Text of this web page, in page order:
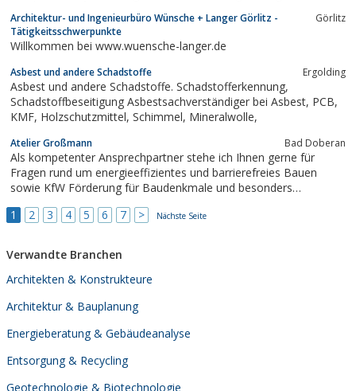
Spezialleistungen sowie enge Kooperation mit Ingenieurbüros für
HLS und Elt wird eine kurzfristige und...
Architektur- und Ingenieurbüro Wünsche + Langer Görlitz -
Tätigkeitsschwerpunkte
Görlitz
Willkommen bei www.wuensche-langer.de
Asbest und andere Schadstoffe Ergolding
Asbest und andere Schadstoffe. Schadstofferkennung,
Schadstoffbeseitigung Asbestsachverständiger bei Asbest, PCB,
KMF, Holzschutzmittel, Schimmel, Mineralwolle,
Atelier Großmann Bad Doberan
Als kompetenter Ansprechpartner stehe ich Ihnen gerne für
Fragen rund um energieeffizientes und barrierefreies Bauen
sowie KfW Förderung für Baudenkmale und besonders
beschäftige ich mich auch sehr intensiv mit den Themen der
1 2 3 4 5 6 7 > Nächste Seite
Verwandte Branchen
Architekten & Konstrukteure
Architektur & Bauplanung
Energieberatung & Gebäudeanalyse
Entsorgung & Recycling
Geotechnologie & Biotechnologie